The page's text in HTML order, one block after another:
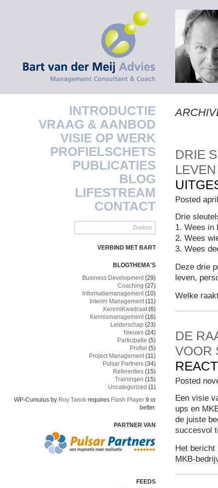
INTRODUCTIE
VRAAG & AANBOD
VISIE OP WERK
PROFIELSCHETS
PUBLICATIES
BLOG
LIFESTREAM
CONTACT
VERBIND MET BART
BLOGTHEMA'S
Business Development(29)
Coaching (27)
Informatiemanagement(10)
Interim Management(11)
KennisKwadraat(6)
Kennismanagement(16)
Leiderschap (23)
Nieuws (24)
Participatie (5)
Profiel (5)
Project Management(11)
Pulsar Partners (34)
Referenties (15)
Trainingen (15)
Uncategorized (1)
WP-Cumulus by Roy Tanck requires Flash Player 9 or
better.
PARTNER VAN
FEEDS
DRIE
Posted
Drie
1. Wees in
2. Wees
3. Wees
Deze drie
leven,
Welke
DE
VOOR
Posted
Een visie
ups en
de juiste
succesvol
Het bericht
MKB-